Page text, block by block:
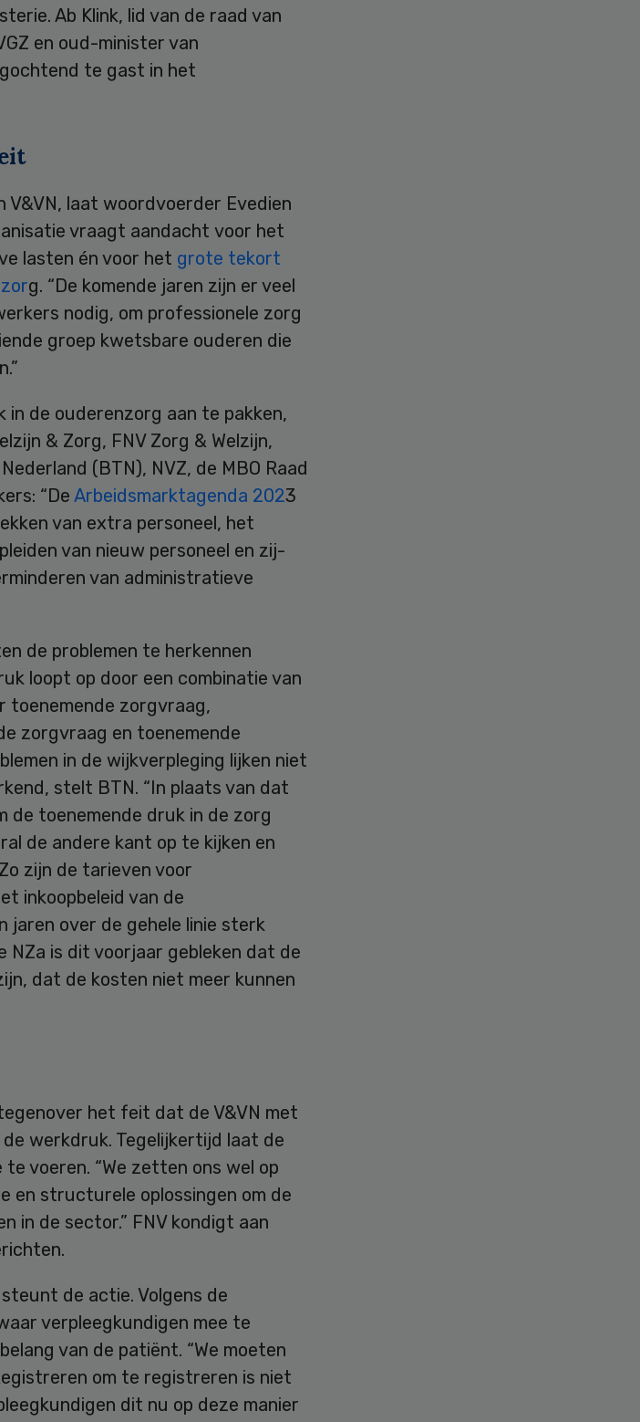
Ab Klink, lid van de raad van
en oud-minister van
te gast in het
laat woordvoerder Evedien
vraagt aandacht voor het
lasten én voor het grote tekort
g. “De komende jaren zijn er veel
nodig, om professionele zorg
groep kwetsbare ouderen die
de ouderenzorg aan te pakken,
& Zorg, FNV Zorg & Welzijn,
(BTN), NVZ, de MBO Raad
“De Arbeidsmarktagenda 2023
van extra personeel, het
van nieuw personeel en zij-
van administratieve
de problemen te herkennen
loopt op door een combinatie van
toenemende zorgvraag,
zorgvraag en toenemende
in de wijkverpleging lijken niet
stelt BTN. “In plaats van dat
de toenemende druk in de zorg
de andere kant op te kijken en
zijn de tarieven voor
inkoopbeleid van de
jaren over de gehele linie sterk
NZa is dit voorjaar gebleken dat de
dat de kosten niet meer kunnen
het feit dat de V&VN met
werkdruk. Tegelijkertijd laat de
voeren. “We zetten ons wel op
en structurele oplossingen om de
in de sector.” FNV kondigt aan
de actie. Volgens de
verpleegkundigen mee te
van de patiënt. “We moeten
om te registreren is niet
dit nu op deze manier